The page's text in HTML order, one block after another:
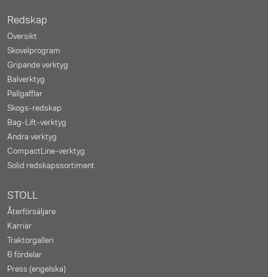
Redskap
Översikt
Skovelprogram
Gripande verktyg
Balverktyg
Pallgafflar
Skogs-redskap
Bag-Lift-verktyg
Andra verktyg
CompactLine-verktyg
Solid redskapssortiment
STOLL
Återförsäljare
Karriär
Traktorgalleri
6 fördelar
Press (engelska)